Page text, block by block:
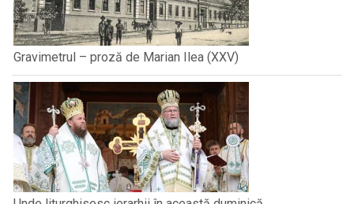
Gravimetrul – proză de Marian Ilea (XXV)